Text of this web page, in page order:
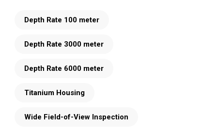
Depth Rate 100 meter
Depth Rate 3000 meter
Depth Rate 6000 meter
Titanium Housing
Wide Field-of-View Inspection